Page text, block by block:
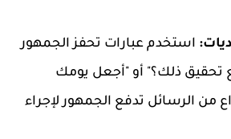
استخدم عبارات تحفز الجمهور
ذلك؟" أو "أجعل يومك
من الرسائل تدفع الجمهور لإجراء